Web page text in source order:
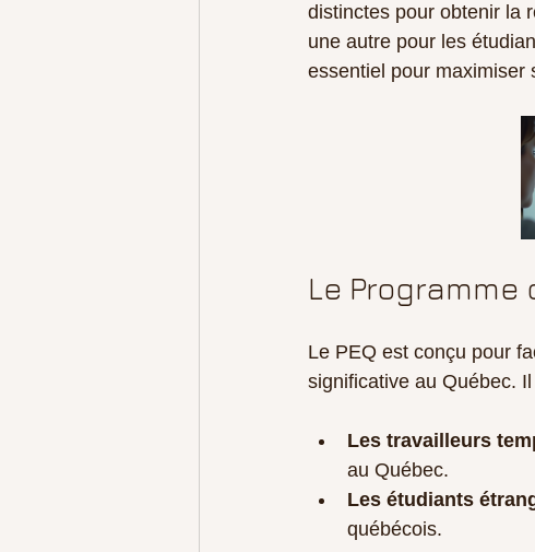
distinctes pour obtenir la
une autre pour les
essentiel pour maximiser
Le Programme
Le PEQ est conçu pour
significative au Québec.
Les travailleurs
au Québec.
Les étudiants
québécois.